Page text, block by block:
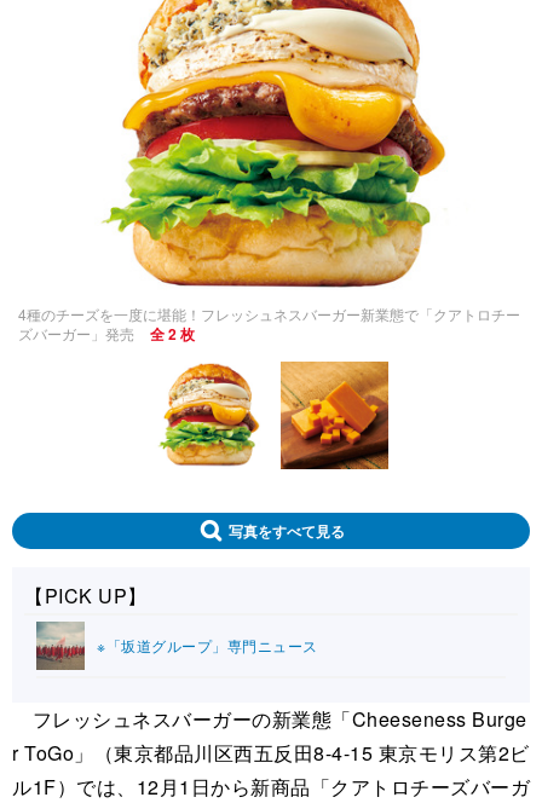
4種のチーズを一度に堪能！フレッシュネスバーガー新業態で「クアトロチー
ズバーガー」発売
全 2 枚
写真をすべて見る
【PICK UP】
※「坂道グループ」専門ニュース
フレッシュネスバーガーの新業態「Cheeseness Burge
r ToGo」（東京都品川区西五反田8-4-15 東京モリス第2ビ
ル1F）では、12月1日から新商品「クアトロチーズバーガ